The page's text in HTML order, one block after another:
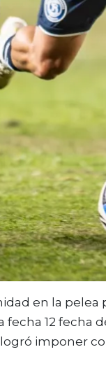
en la pelea
fecha 12 fecha
imponer